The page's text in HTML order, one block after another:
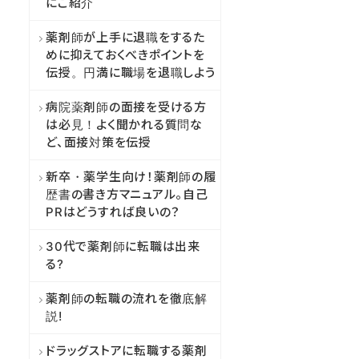
薬剤師が上手に退職をするた
めに抑えておくべきポイントを
伝授。円満に職場を退職しよう
病院薬剤師の面接を受ける方
は必見！よく聞かれる質問な
ど、面接対策を伝授
新卒・薬学生向け！薬剤師の履
歴書の書き方マニュアル。自己
PRはどうすれば良いの？
30代で薬剤師に転職は出来
る?
薬剤師の転職の流れを徹底解
説!
ドラッグストアに転職する薬剤